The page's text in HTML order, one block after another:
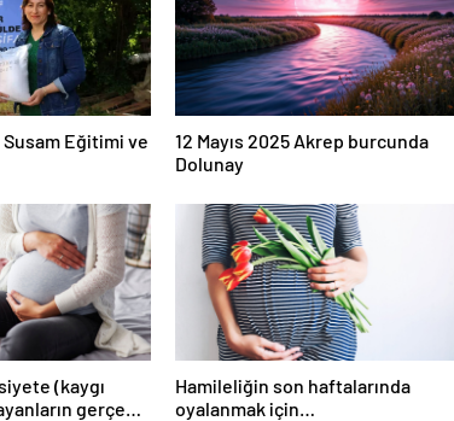
Eğitimi ve
12 Mayıs 2025 Akrep burcunda
Dolunay
(kaygı
gerçek
Hamileliğin son haftalarında
oyalanmak için…